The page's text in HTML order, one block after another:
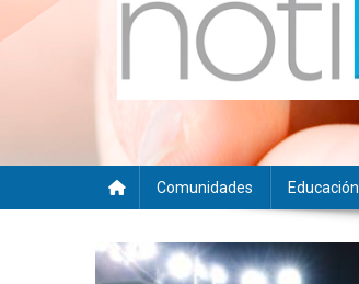
Noti RSE
Noticias con sentido responsable
Comunidades Educación